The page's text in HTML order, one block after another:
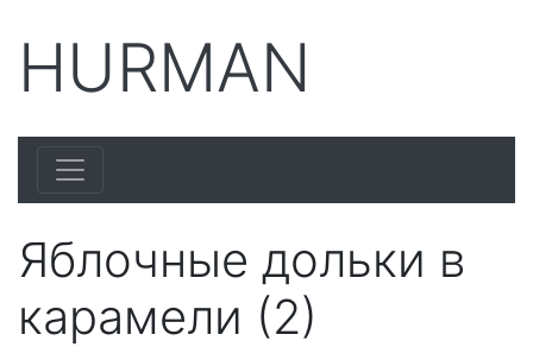
HURMAN
Яблочные дольки в
карамели (2)